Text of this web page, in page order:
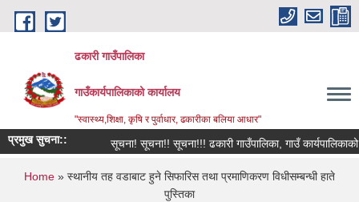
Skip to main content
ढकारी गाउँपालिका
गाउँकार्यपालिकाको कार्यालय
"स्वास्थ्य,शिक्षा, कृषि र पुर्वाधार, ढकारीका बलिया आधार"
प्रमुख सुचना:: सूचना! सूचना!! सूचना!!! ढकारी गाउँपालिका, गाउँ कार्यपालिकाको
You are here
Home » स्थानीय तह वडाबाट हुने सिफारिस तथा प्रमाणिकरण विधीसम्बन्धी हाते
पुस्तिका